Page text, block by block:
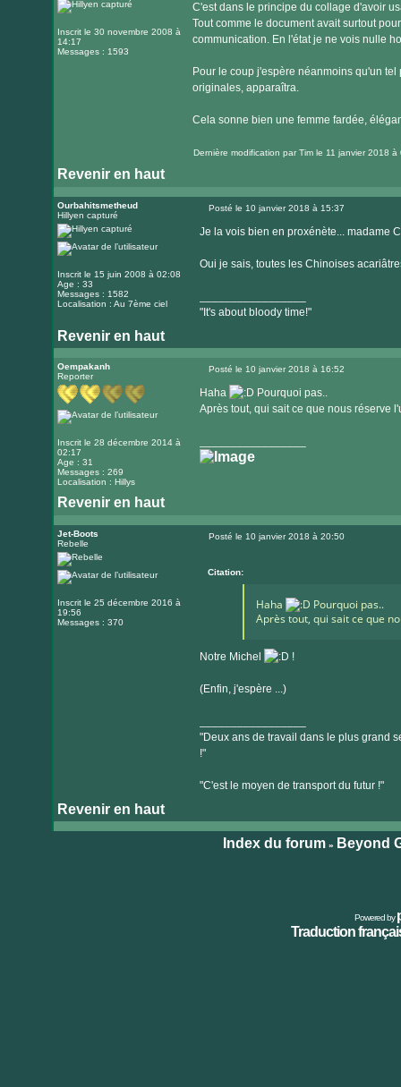
internet
Inscrit le 30 novembre 2008 à
14:17
Messages : 1593
C'est dans le principe du collage d'avoir
Tout comme le document avait surtout
communication. En l'état je ne vois nulle
Pour le coup j'espère néanmoins qu'un
originales, apparaîtra.
Cela sonne bien une femme fardée,
Dernière modification parTimle 11 janvier 2018 à
Revenir en haut
Ourbahitsmetheud
Hillyen capturé
Inscrit le 15 juin 2008 à 02:08
Age : 33
Messages : 1582
Localisation : Au 7ème ciel
Posté le 10 janvier 2018 à 15:37
Je la vois bien en proxénète... madame
Oui je sais, toutes les Chinoises
"It's about bloody time!"
Revenir en haut
Visiter
le
internet
Oempakanh
Reporter
Inscrit le 28 décembre 2014 à
02:17
Age : 31
Messages : 269
Localisation : Hillys
Posté le 10 janvier 2018 à 16:52
Haha
Pourquoi pas..
Après tout, qui sait ce que nous réserve
Revenir en haut
Jet-Boots
Rebelle
Inscrit le 25 décembre 2016 à
19:56
Messages : 370
Posté le 10 janvier 2018 à 20:50
Citation:
Haha
Pourquoi pas..
Après tout, qui sait ce que
Notre Michel !
(Enfin, j'espère ...)
"Deux ans de travail dans le plus grand
!"
"C'est le moyen de transport du futur !"
Revenir en haut
Index du forum» Beyond
Powered by
Traduction